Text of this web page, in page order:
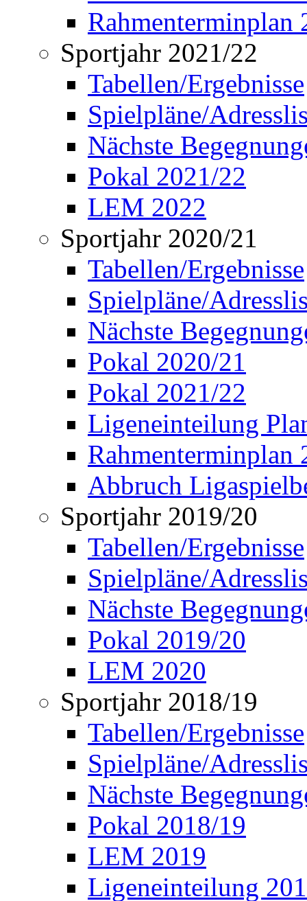
Rahmenterminplan
Sportjahr 2021/22
Tabellen/Ergebnisse
Spielpläne/
Nächste
Pokal 2021/22
LEM 2022
Sportjahr 2020/21
Tabellen/Ergebnisse
Spielpläne/
Nächste
Pokal 2020/21
Pokal 2021/22
Ligeneinteilung
Rahmenterminplan
Abbruch
Sportjahr 2019/20
Tabellen/Ergebnisse
Spielpläne/
Nächste
Pokal 2019/20
LEM 2020
Sportjahr 2018/19
Tabellen/Ergebnisse
Spielpläne/
Nächste
Pokal 2018/19
LEM 2019
Ligeneinteilung